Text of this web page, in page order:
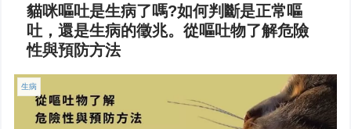
貓咪嘔吐是生病了嗎?如何判斷是正常嘔
吐，還是生病的徵兆。從嘔吐物了解危險
性與預防方法
生病